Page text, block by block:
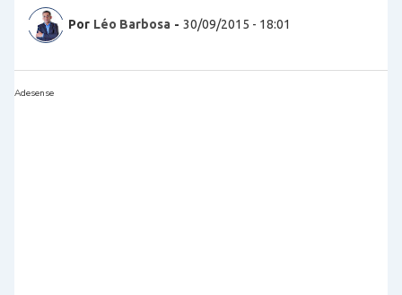
Por Léo Barbosa - 30/09/2015 - 18:01
Adesense